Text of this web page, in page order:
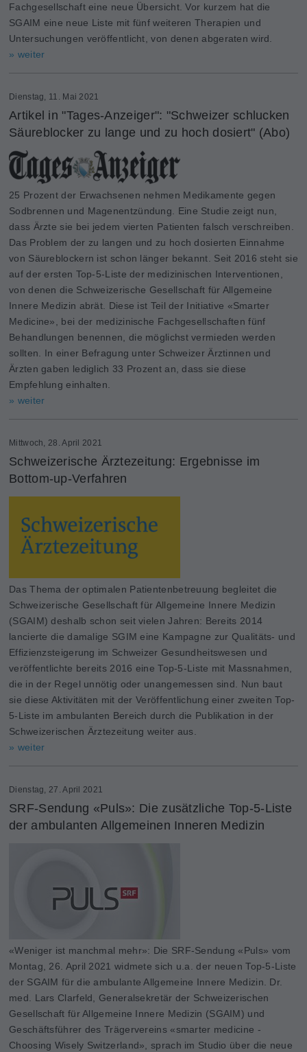
Fachgesellschaft eine neue Übersicht. Vor kurzem hat die
SGAIM eine neue Liste mit fünf weiteren Therapien und
Untersuchungen veröffentlicht, von denen abgeraten wird.
» weiter
Dienstag, 11. Mai 2021
Artikel in "Tages-Anzeiger": "Schweizer schlucken
Säureblocker zu lange und zu hoch dosiert" (Abo)
25 Prozent der Erwachsenen nehmen Medikamente gegen
Sodbrennen und Magenentzündung. Eine Studie zeigt nun,
dass Ärzte sie bei jedem vierten Patienten falsch verschreiben.
Das Problem der zu langen und zu hoch dosierten Einnahme
von Säureblockern ist schon länger bekannt. Seit 2016 steht sie
auf der ersten Top-5-Liste der medizinischen Interventionen,
von denen die Schweizerische Gesellschaft für Allgemeine
Innere Medizin abrät. Diese ist Teil der Initiative «Smarter
Medicine», bei der medizinische Fachgesellschaften fünf
Behandlungen benennen, die möglichst vermieden werden
sollten. In einer Befragung unter Schweizer Ärztinnen und
Ärzten gaben lediglich 33 Prozent an, dass sie diese
Empfehlung einhalten.
» weiter
Mittwoch, 28. April 2021
Schweizerische Ärztezeitung: Ergebnisse im
Bottom-up-Verfahren
Das Thema der optimalen Patientenbetreuung begleitet die
Schweizerische Gesellschaft für Allgemeine Innere Medizin
(SGAIM) deshalb schon seit vielen Jahren: Bereits 2014
lancierte die damalige SGIM eine Kampagne zur Qualitäts- und
Effizienzsteigerung im Schweizer Gesundheitswesen und
veröffentlichte bereits 2016 eine Top-5-Liste mit Massnahmen,
die in der Regel unnötig oder unangemessen sind. Nun baut
sie diese Aktivitäten mit der Veröffentlichung einer zweiten Top-
5-Liste im ambulanten Bereich durch die Publikation in der
Schweizerischen Ärztezeitung weiter aus.
» weiter
Dienstag, 27. April 2021
SRF-Sendung «Puls»: Die zusätzliche Top-5-Liste
der ambulanten Allgemeinen Inneren Medizin
«Weniger ist manchmal mehr»: Die SRF-Sendung «Puls» vom
Montag, 26. April 2021 widmete sich u.a. der neuen Top-5-Liste
der SGAIM für die ambulante Allgemeine Innere Medizin. Dr.
med. Lars Clarfeld, Generalsekretär der Schweizerischen
Gesellschaft für Allgemeine Innere Medizin (SGAIM) und
Geschäftsführer des Trägervereins «smarter medicine -
Choosing Wisely Switzerland», sprach im Studio über die neue